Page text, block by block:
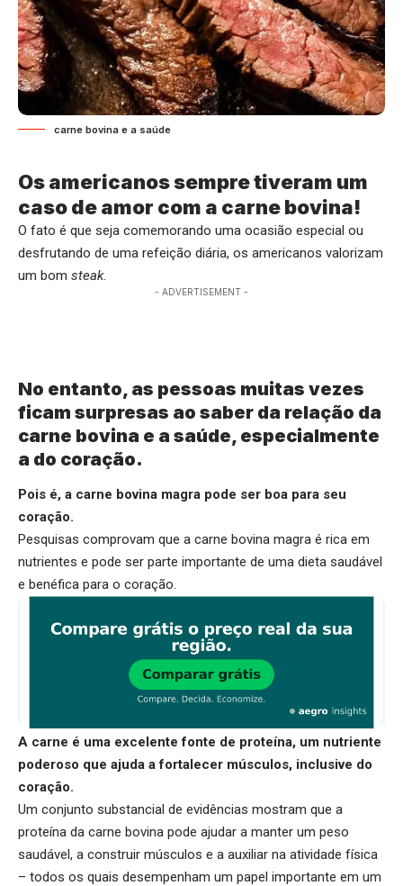
carne bovina e a saúde
Os americanos sempre tiveram um
caso de amor com a carne bovina!
O fato é que seja comemorando uma ocasião especial ou
desfrutando de uma refeição diária, os americanos valorizam
um bom steak.
- ADVERTISEMENT -
No entanto, as pessoas muitas vezes
ficam surpresas ao saber da relação da
carne bovina e a saúde, especialmente
a do coração.
Pois é, a carne bovina magra pode ser boa para seu
coração.
Pesquisas comprovam que a carne bovina magra é rica em
nutrientes e pode ser parte importante de uma dieta saudável
e benéfica para o coração.
A carne é uma excelente fonte de proteína, um nutriente
poderoso que ajuda a fortalecer músculos, inclusive do
coração.
Um conjunto substancial de evidências mostram que a
proteína da carne bovina pode ajudar a manter um peso
saudável, a construir músculos e a auxiliar na atividade física
– todos os quais desempenham um papel importante em um